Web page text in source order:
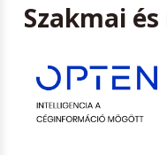
Szakmai